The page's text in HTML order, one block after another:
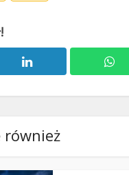
również